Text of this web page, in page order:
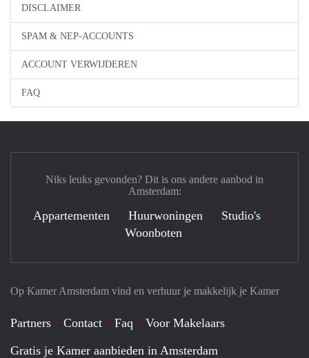
DISCLAIMER
SPAM & NEP-ACCOUNTS
ACCOUNT VERWIJDEREN
FAQ
Op Kamer Amsterdam vind en verhuur je makkelijk je Kamer
Partners Contact Faq
Voor Makelaars
Gratis je Kamer aanbieden in Amsterdam
Niks leuks gevonden? Dit is ons andere aanbod in
Amsterdam:
Appartementen Huurwoningen
Studio's
Woonboten